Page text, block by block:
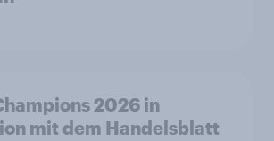
2026 in
mit dem Handelsblatt